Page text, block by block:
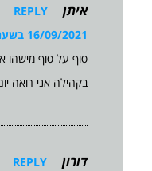
איתן
REPLY
16/09/2021 בשעה 09:31
סוף על סוף מישהו
בקהילה אני רואה
דורון
REPLY